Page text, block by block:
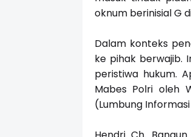
oknum berinisial G
Dalam konteks
ke pihak berwajib.
peristiwa hukum.
Mabes Polri oleh
(Lumbung